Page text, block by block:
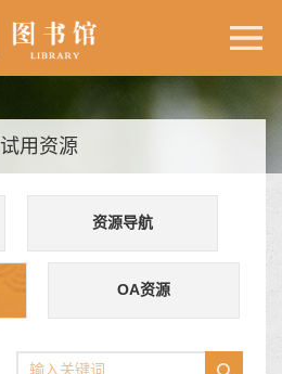
试用资源
资源导航
OA资源